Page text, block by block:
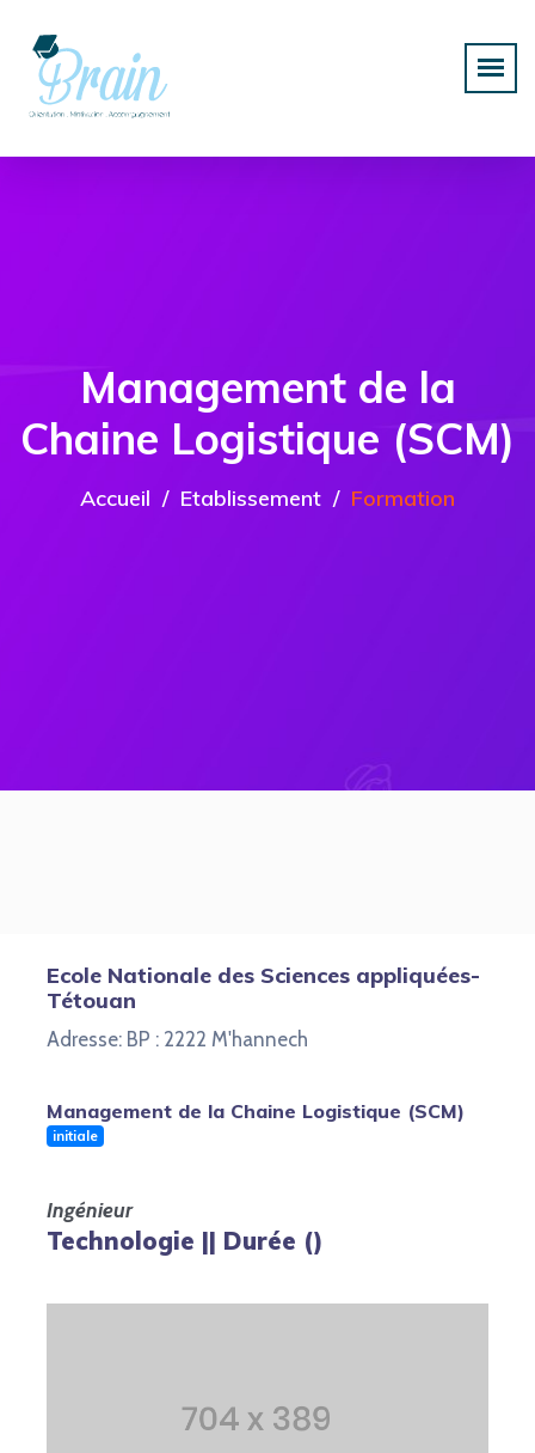
Management de la
Chaine Logistique (SCM)
Accueil Etablissement Formation
Ecole Nationale des Sciences appliquées-
Tétouan
Adresse: BP : 2222 M'hannech
Management de la Chaine Logistique (SCM)
initiale
Ingénieur
Technologie || Durée ()